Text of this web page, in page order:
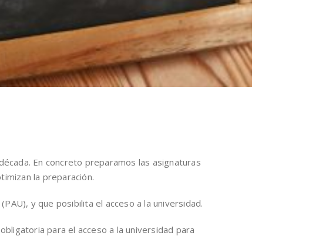
En concreto preparamos las asignaturas
la preparación.
y que posibilita el acceso a la universidad.
para el acceso a la universidad para